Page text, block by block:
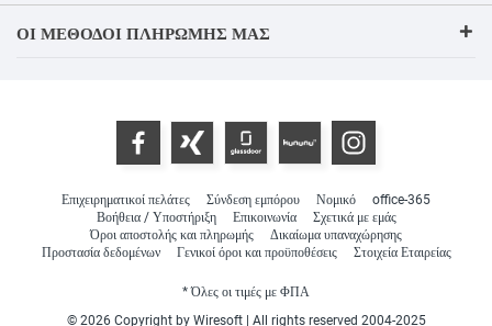
ΟΙ ΜΈΘΟΔΟΙ ΠΛΗΡΩΜΉΣ ΜΑΣ
Επιχειρηματικοί πελάτες Σύνδεση εμπόρου Νομικό
office-365
Βοήθεια / Υποστήριξη
Επικοινωνία
Σχετικά με εμάς
Όροι αποστολής και πληρωμής
Δικαίωμα υπαναχώρησης
Προστασία δεδομένων
Γενικοί όροι και προϋποθέσεις Στοιχεία Εταιρείας
* Όλες οι τιμές με ΦΠΑ
© 2026 Copyright by Wiresoft | All rights reserved 2004-2025